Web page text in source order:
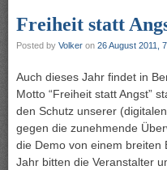
Freiheit statt
Posted by Volker on 26 August 2011,
Auch dieses Jahr findet in
Motto “Freiheit statt Angst”
den Schutz unserer
gegen die zunehmende
die Demo von einem breiten
Jahr bitten die Veranstalter